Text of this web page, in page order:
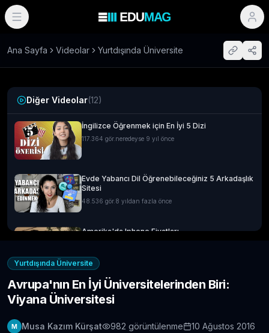
Ana Sayfa Videolar Yurtdışında Üniversite
Diğer Videolar(12)
İngilizce Öğrenmek için En İyi 5 Dizi
117.364 gör. neredeyse 9 yıl önce
Evde Yabancı Dil Öğrenebileceğiniz 5 Arkadaşlık
Sitesi
48.536 gör. 8 yıldan fazla önce
Amerika'da Iphone Fiyatları
Londra Erasmus Stajı Hikayem ve Tavsiyelerim
11.304gör.9 yıldan fazla önce
Yurtdışında Üniversite
Avrupa'nın En İyi Üniversitelerinden Biri:
Viyana Üniversitesi
M Musa Kazım Kürşat 982 görüntülenme 10 Ağustos 2016